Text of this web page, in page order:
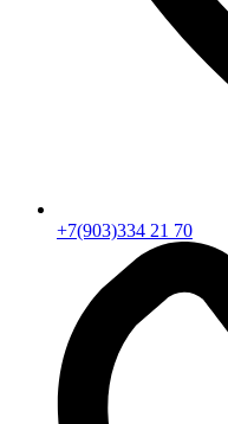
+7(903)334 21 70